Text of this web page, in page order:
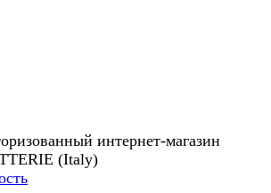
интернет-магазин
(Italy)